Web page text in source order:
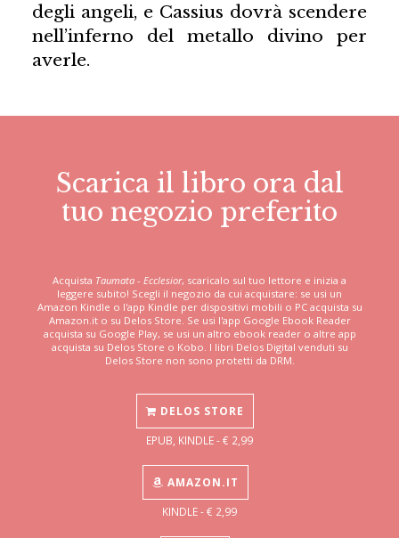
degli angeli, e Cassius dovrà scendere
nell’inferno del metallo divino per
averle.
Scarica il libro ora dal
tuo negozio preferito
Acquista Taumata - Ecclesior, scaricalo sul tuo lettore e inizia a
leggere subito! Scegli il negozio da cui acquistare: se usi un
Amazon Kindle o l'app Kindle per dispositivi mobili o PC acquista su
Amazon.it o su Delos Store. Se usi l'app Google Ebook Reader
acquista su Google Play, se usi un altro ebook reader o altre app
acquista su Delos Store o Kobo. I libri Delos Digital venduti su
Delos Store non sono protetti da DRM.
DELOS STORE
EPUB, KINDLE - € 2,99
AMAZON.IT
KINDLE - € 2,99